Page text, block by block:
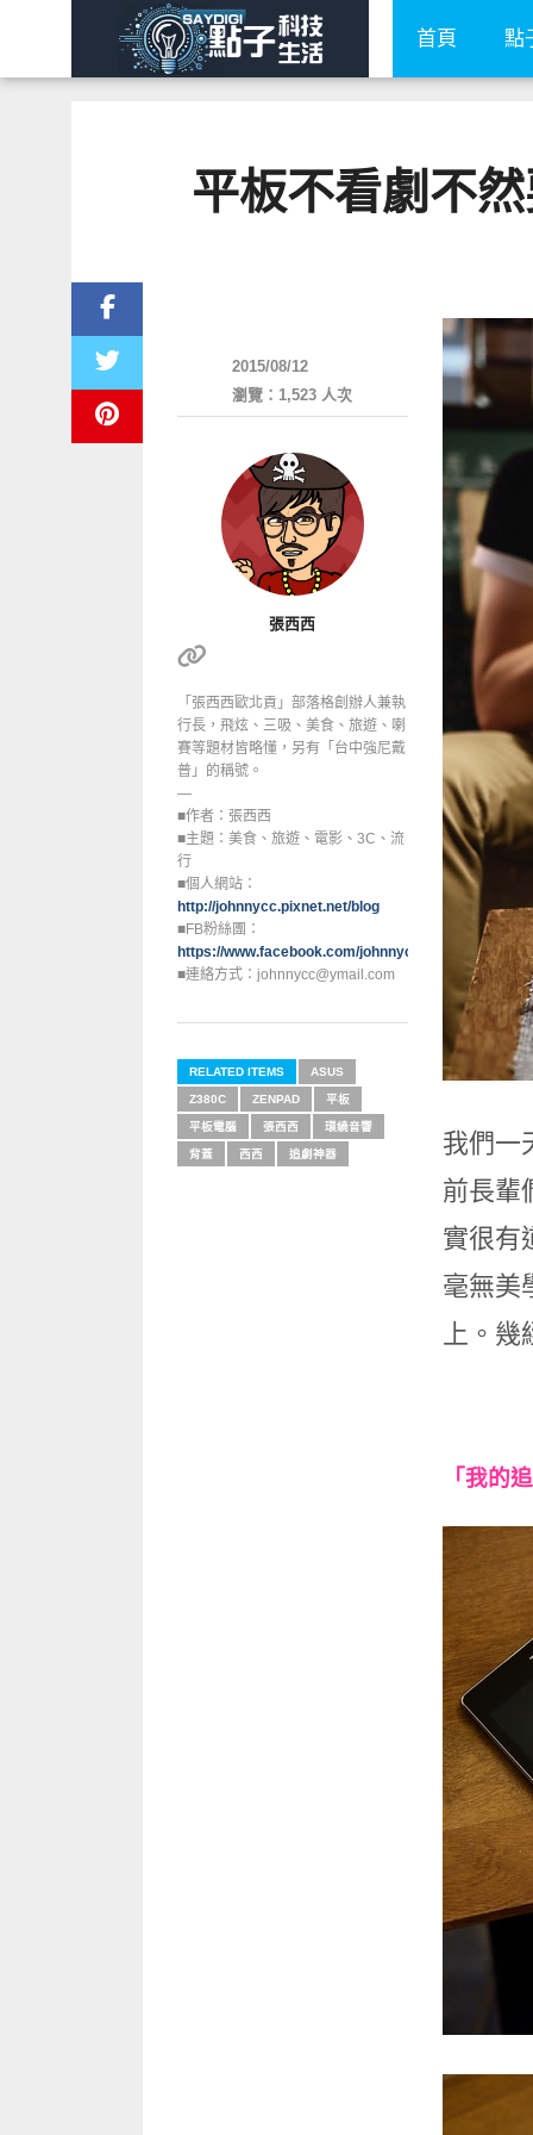
首頁 點
平板不看劇不
我們一
前長輩
實很有
毫無美
上。
「我的
2015/08/12
瀏覽：1,523 人次
張西西
「張西西歐北貢」部落格創辦人兼執
行長，飛炫、三吸、美食、旅遊、喇
賽等題材皆略懂，另有「台中強尼戴
普」的稱號。
—
■作者：張西西
■主題：美食、旅遊、電影、3C、流
行
■個人網站：
http://johnnycc.pixnet.net/blog
■FB粉絲團：
https://www.facebook.com/johnnycc.blog/
■連絡方式：johnnycc@ymail.com
RELATED ITEMS ASUS
Z380C ZENPAD 平板
平板電腦 張西西 環繞音響
背蓋 西西 追劇神器